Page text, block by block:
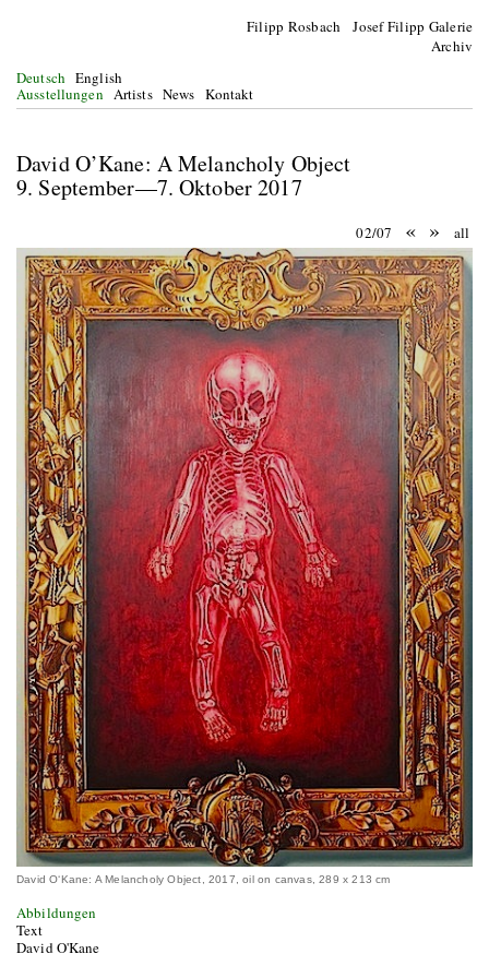
Filipp Rosbach Josef Filipp Galerie
Archiv
Deutsch English
Ausstellungen Artists News Kontakt
David O’Kane: A Melancholy Object
9. September—7. Oktober 2017
02/07 « » all
David O‘Kane: A Melancholy Object, 2017, oil on canvas, 289 x 213 cm
Abbildungen
Text
David O'Kane